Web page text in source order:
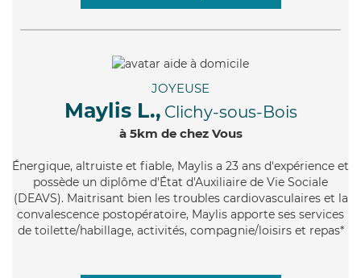
JOYEUSE
Maylis L., Clichy-sous-Bois
à 5km de chez Vous
Énergique, altruiste et fiable, Maylis a 23 ans d'expérience et
possède un diplôme d'État d'Auxiliaire de Vie Sociale
(DEAVS). Maitrisant bien les troubles cardiovasculaires et la
convalescence postopératoire, Maylis apporte ses services
de toilette/habillage, activités, compagnie/loisirs et repas*